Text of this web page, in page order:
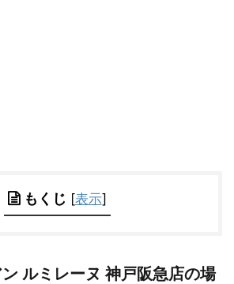
もくじ [表示]
ン ルミレーヌ 神戸阪急店の場